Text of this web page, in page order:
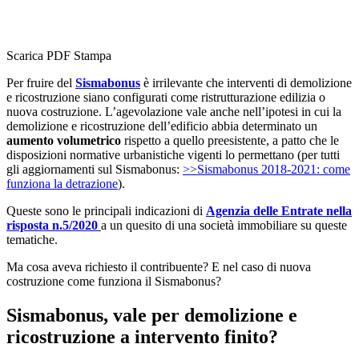
Scarica PDF Stampa
Per fruire del Sismabonus è irrilevante che interventi di demolizione
e ricostruzione siano configurati come ristrutturazione edilizia o
nuova costruzione. L’agevolazione vale anche nell’ipotesi in cui la
demolizione e ricostruzione dell’edificio abbia determinato un
aumento volumetrico rispetto a quello preesistente, a patto che le
disposizioni normative urbanistiche vigenti lo permettano (per tutti
gli aggiornamenti sul Sismabonus: >>Sismabonus 2018-2021: come
funziona la detrazione).
Queste sono le principali indicazioni di Agenzia delle Entrate nella
risposta n.5/2020 a un quesito di una società immobiliare su queste
tematiche.
Ma cosa aveva richiesto il contribuente? E nel caso di nuova
costruzione come funziona il Sismabonus?
Sismabonus, vale per demolizione e
ricostruzione a intervento finito?